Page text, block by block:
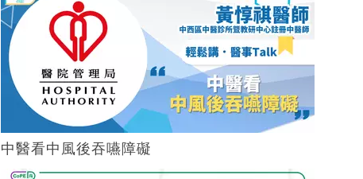
中醫看中風後吞嚥障礙